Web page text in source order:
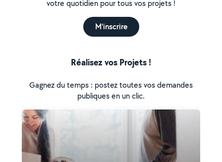
votre quotidien pour tous vos projets !
M'inscrire
Réalisez vos Projets !
Gagnez du temps : postez toutes vos demandes
publiques en un clic.